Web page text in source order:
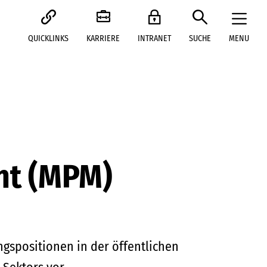
QUICKLINKS KARRIERE INTRANET SUCHE MENU
(MPM)
in der öffentlichen